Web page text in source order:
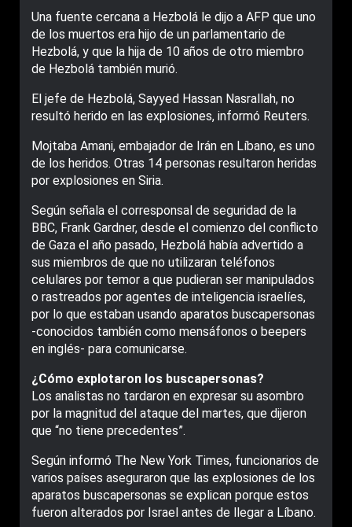
Una fuente cercana a Hezbolá le dijo a AFP que uno
de los muertos era hijo de un parlamentario de
Hezbolá, y que la hija de 10 años de otro miembro
de Hezbolá también murió.
El jefe de Hezbolá, Sayyed Hassan Nasrallah, no
resultó herido en las explosiones, informó Reuters.
Mojtaba Amani, embajador de Irán en Líbano, es uno
de los heridos. Otras 14 personas resultaron heridas
por explosiones en Siria.
Según señala el corresponsal de seguridad de la
BBC, Frank Gardner, desde el comienzo del conflicto
de Gaza el año pasado, Hezbolá había advertido a
sus miembros de que no utilizaran teléfonos
celulares por temor a que pudieran ser manipulados
o rastreados por agentes de inteligencia israelíes,
por lo que estaban usando aparatos buscapersonas
-conocidos también como mensáfonos o beepers
en inglés- para comunicarse.
¿Cómo explotaron los buscapersonas?
Los analistas no tardaron en expresar su asombro
por la magnitud del ataque del martes, que dijeron
que “no tiene precedentes”.
Según informó The New York Times, funcionarios de
varios países aseguraron que las explosiones de los
aparatos buscapersonas se explican porque estos
fueron alterados por Israel antes de llegar a Líbano.